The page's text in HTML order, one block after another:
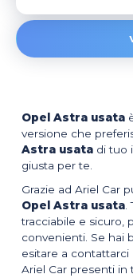
Opel Astra usata
versione che
Astra usata di tuo
giusta per te.
Grazie ad Ariel Car
Opel Astra usata.
tracciabile e sicuro,
convenienti. Se hai
esitare a contattarci
Ariel Car presenti in